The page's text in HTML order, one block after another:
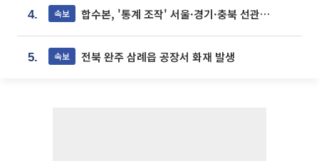
4. 속보 합수본, '통계 조작' 서울·경기·충북 선관위 등 추가 압수수색
5. 속보 전북 완주 삼례읍 공장서 화재 발생